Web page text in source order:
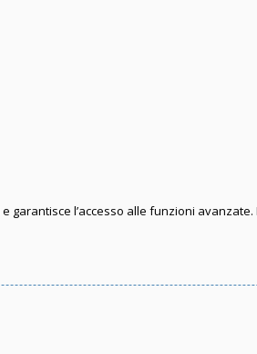
l’accesso alle funzioni